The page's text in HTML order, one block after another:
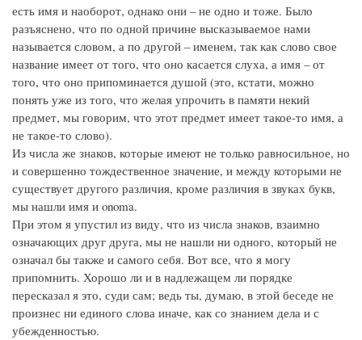
есть имя и наоборот, однако они – не одно и тоже. Было
разъяснено, что по одной причине высказываемое нами
называется словом, а по другой – именем, так как слово свое
название имеет от того, что оно касается слуха, а имя – от
того, что оно припоминается душой (это, кстати, можно
понять уже из того, что желая упрочить в памяти некий
предмет, мы говорим, что этот предмет имеет такое-то имя, а
не такое-то слово).
Из числа же знаков, которые имеют не только равносильное, но
и совершенно тождественное значение, и между которыми не
существует другого различия, кроме различия в звуках букв,
мы нашли имя и onoma.
При этом я упустил из виду, что из числа знаков, взаимно
означающих друг друга, мы не нашли ни одного, который не
означал бы также и самого себя. Вот все, что я могу
припомнить. Хорошо ли и в надлежащем ли порядке
пересказал я это, суди сам; ведь ты, думаю, в этой беседе не
произнес ни единого слова иначе, как со знанием дела и с
убежденностью.